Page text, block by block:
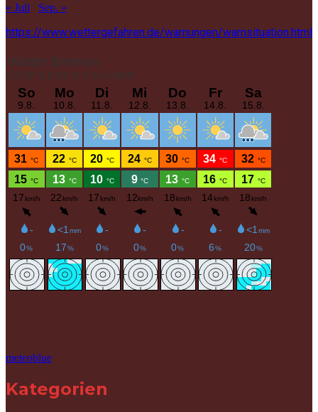
« Juli Sep. »
https://www.wettergefahren.de/warnungen/warnsituation.html
meteoblue
Kategorien